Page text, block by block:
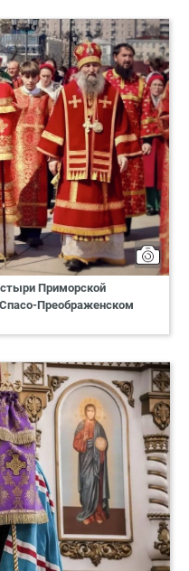
Приморской
Преображенском